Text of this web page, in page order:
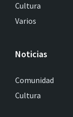
Cultura
Varios
Noticias
Comunidad
Cultura